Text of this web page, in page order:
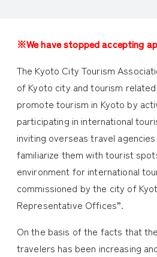
※We have stopped accepting
The Kyoto City Tourism
of Kyoto city and tourism
promote tourism in Kyoto by
participating in international
inviting overseas travel
familiarize them with tourist
environment for international
commissioned by the city of
Representative Offices”.
On the basis of the facts that
travelers has been increasing